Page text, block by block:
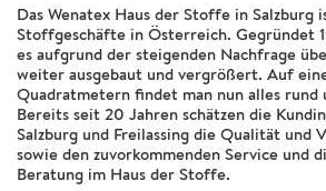
Das Wenatex Haus der Stoffe in
Stoffgeschäfte in Österreich. Gegründet
es aufgrund der steigenden Nachfrage
weiter ausgebaut und vergrößert. Auf
Quadratmetern findet man nun alles
Bereits seit 20 Jahren schätzen die
Salzburg und Freilassing die Qualität und
sowie den zuvorkommenden Service und
Beratung im Haus der Stoffe.